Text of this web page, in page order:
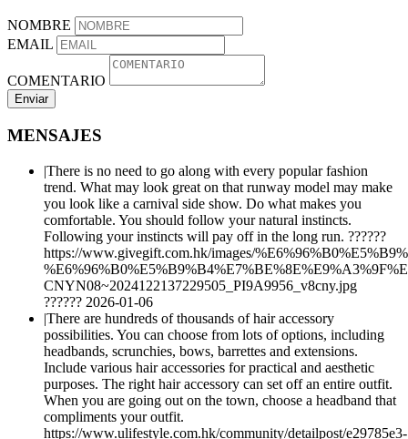
NOMBRE
EMAIL
COMENTARIO
Enviar
MENSAJES
|There is no need to go along with every popular fashion
trend. What may look great on that runway model may make
you look like a carnival side show. Do what makes you
comfortable. You should follow your natural instincts.
Following your instincts will pay off in the long run. ??????
https://www.givegift.com.hk/images/
CNYN08~2024122137229505_PI9A9956_v8cny.jpg
?????? 2026-01-06
|There are hundreds of thousands of hair accessory
possibilities. You can choose from lots of options, including
headbands, scrunchies, bows, barrettes and extensions.
Include various hair accessories for practical and aesthetic
purposes. The right hair accessory can set off an entire outfit.
When you are going out on the town, choose a headband that
compliments your outfit.
https://www.ulifestyle.com.hk/community/detailpost/e29785e3-